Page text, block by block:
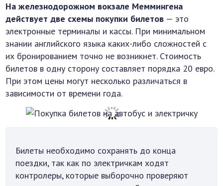
На железнодорожном вокзале Меммингена
действует две схемы покупки билетов — это
электронные терминалы и кассы. При минимальном
знании английского языка каких-либо сложностей с
их бронированием точно не возникнет. Стоимость
билетов в одну сторону составляет порядка 20 евро.
При этом цены могут несколько различаться в
зависимости от времени года.
Билеты необходимо сохранять до конца
поездки, так как по электричкам ходят
контролеры, которые выборочно проверяют